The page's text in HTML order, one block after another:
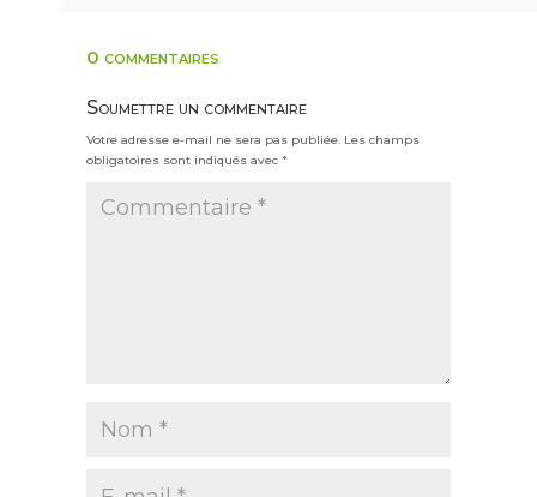
0 commentaires
Soumettre un commentaire
Votre adresse e-mail ne sera pas publiée. Les champs
obligatoires sont indiqués avec *